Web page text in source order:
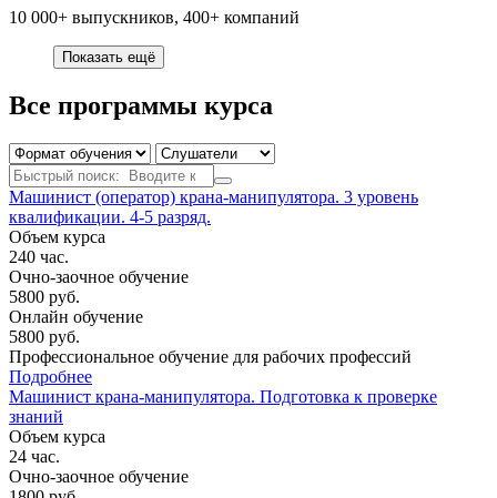
10 000+ выпускников, 400+ компаний
Показать ещё
Все программы курса
Машинист (оператор) крана-манипулятора. 3 уровень
квалификации. 4-5 разряд.
Объем курса
240 час.
Очно-заочное обучение
5800 руб.
Онлайн обучение
5800 руб.
Профессиональное обучение для рабочих профессий
Подробнее
Машинист крана-манипулятора. Подготовка к проверке
знаний
Объем курса
24 час.
Очно-заочное обучение